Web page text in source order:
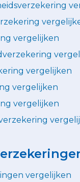
vergelijken
vergelijken
vergelijken
vergelijken
vergelijken